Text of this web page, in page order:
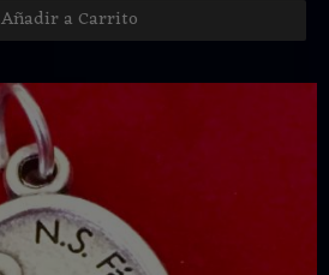
Añadir a Carrito